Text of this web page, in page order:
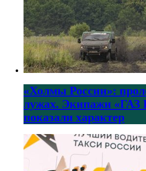
«Холмы России»:
лужах. Экипажи «ГАЗ
показали характер